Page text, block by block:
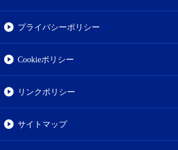
プライバシーポリシー
Cookieポリシー
リンクポリシー
サイトマップ